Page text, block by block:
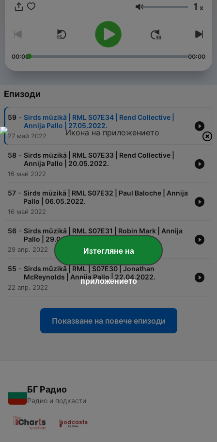
muzika Veidi, kā mūs dzirdēt: rml.lv/klausiesСила на звука
1 x
00:00 00:00
Епизоди
59 - Sirds mūzikā | RML S07E34 | Rend Collective |
Annija Pallo | 27.05.2022.
27 май 2022
58 - Sirds mūzikā | RML S07E33 | Rend Collective |
Annija Pallo | 20.05.2022.
16 май 2022
57 - Sirds mūzikā | RML S07E32 | Paul Baloche | Annija
Pallo | 06.05.2022.
16 май 2022
56 - Sirds mūzikā | RML S07E31 | Robin Mark | Annija
Pallo | 29.04.2022.
29 апр. 2022
55 - Sirds mūzikā | RML | S07E30 | Jonathan
McReynolds | Annija Pallo | 22.04.2022.
22 апр. 2022
Показване на повече епизоди
БГ Радио
Радио и подкасти
Изтегляне на
приложението